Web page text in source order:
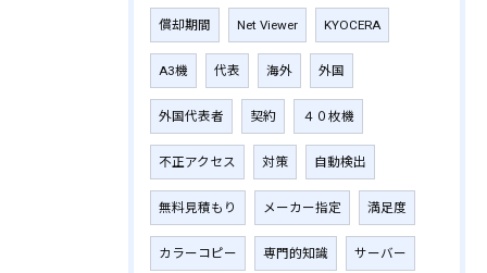
償却期間 Net Viewer KYOCERA
A3機 代表 海外 外国
外国代表者 契約 ４０枚機
不正アクセス 対策 自動検出
無料見積もり メーカー指定 満足度
カラーコピー 専門的知識 サーバー